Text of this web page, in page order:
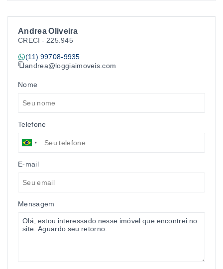
Andrea Oliveira
CRECI - 225.945
(11) 99708-9935
andrea@loggiaimoveis.com
Nome
Telefone
E-mail
Mensagem